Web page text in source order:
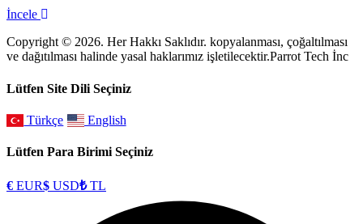
İncele
Copyright © 2026. Her Hakkı Saklıdır. kopyalanması, çoğaltılması
ve dağıtılması halinde yasal haklarımız işletilecektir.Parrot Tech İnc
Lütfen Site Dili Seçiniz
Türkçe English
Lütfen Para Birimi Seçiniz
€ EUR$ USD₺TL